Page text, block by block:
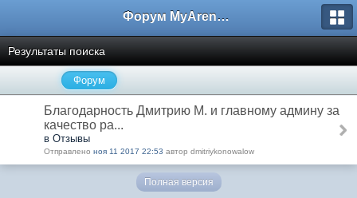
Форум MyArena.ru
Результаты поиска
Форум
Благодарность Дмитрию М. и главному админу за
качество ра...
в Отзывы
Отправлено ноя 11 2017 22:53 автор dmitriykonowalow
Полная версия